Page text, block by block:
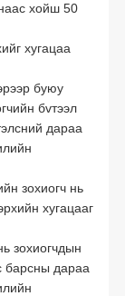
хойш 50
хугацаа
буюу
бvтээл
дараа
зохиогч нь
хугацааг
зохиогчдын
барсны дараа